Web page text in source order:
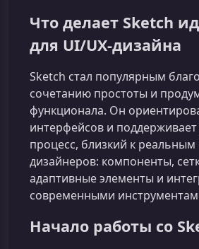
Что делает Sketch
для UI/UX‑дизайна
Sketch стал популярным
сочетанию простоты и
функционала. Он
интерфейсов и
процесс, близкий к
дизайнеров: компоненты,
адаптивные элементы и
современными
Начало работы со